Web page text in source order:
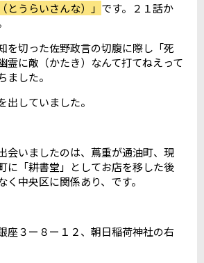
とうらいさんな）」 です。２１話か
を切った佐野政言の切腹に際し「死
霊に敵（かたき）なんて打てねえって
ました。
出していました。
会いましたのは、蔦重が通油町、現
に「耕書堂」としてお店を移した後
く中央区に関係あり、です。
座３ー８ー１２、朝日稲荷神社の右